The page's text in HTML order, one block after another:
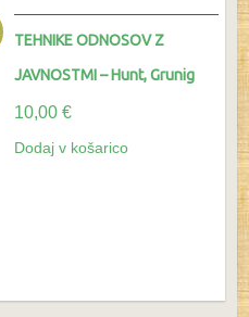
TEHNIKE ODNOSOV Z
JAVNOSTMI – Hunt, Grunig
10,00 €
Dodaj v košarico